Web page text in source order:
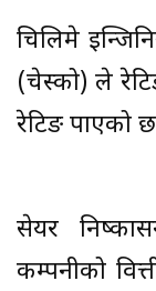
चिलिमे
(चेस्को) ले
रेटिङ पाएको
सेयर
कम्पनीको